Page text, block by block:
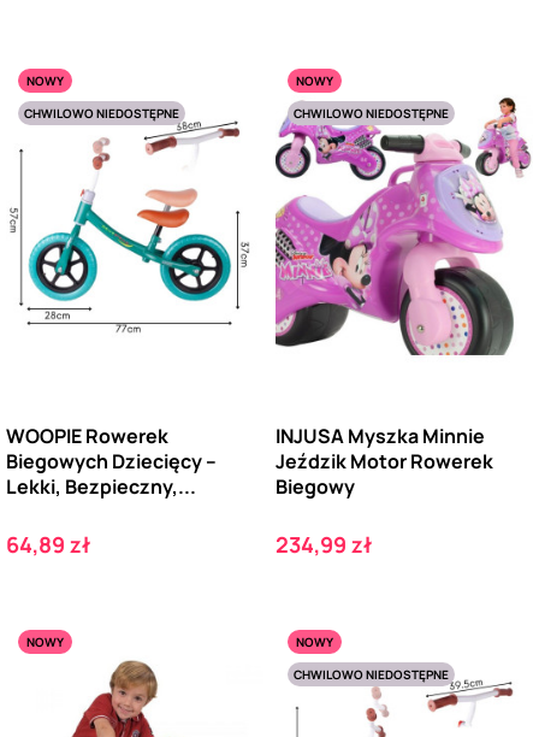
NOWY
CHWILOWO NIEDOSTĘPNE
WOOPIE Rowerek
Biegowych Dziecięcy –
Lekki, Bezpieczny,...
Cena
64,89 zł
NOWY
CHWILOWO NIEDOSTĘPNE
INJUSA Myszka Minnie
Jeździk Motor Rowerek
Biegowy
Cena
234,99 zł
NOWY
NOWY
CHWILOWO NIEDOSTĘPNE